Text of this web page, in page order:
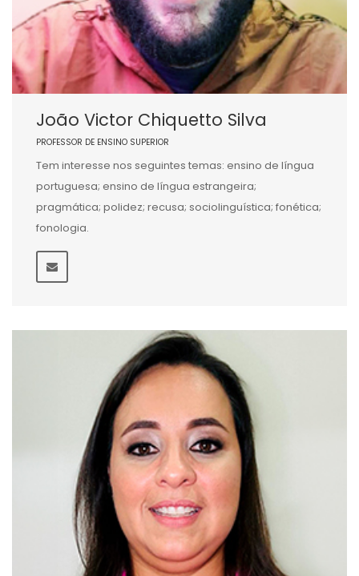
João Victor Chiquetto Silva
PROFESSOR DE ENSINO SUPERIOR
Tem interesse nos seguintes temas: ensino de língua
portuguesa; ensino de língua estrangeira;
pragmática; polidez; recusa; sociolinguística; fonética;
fonologia.